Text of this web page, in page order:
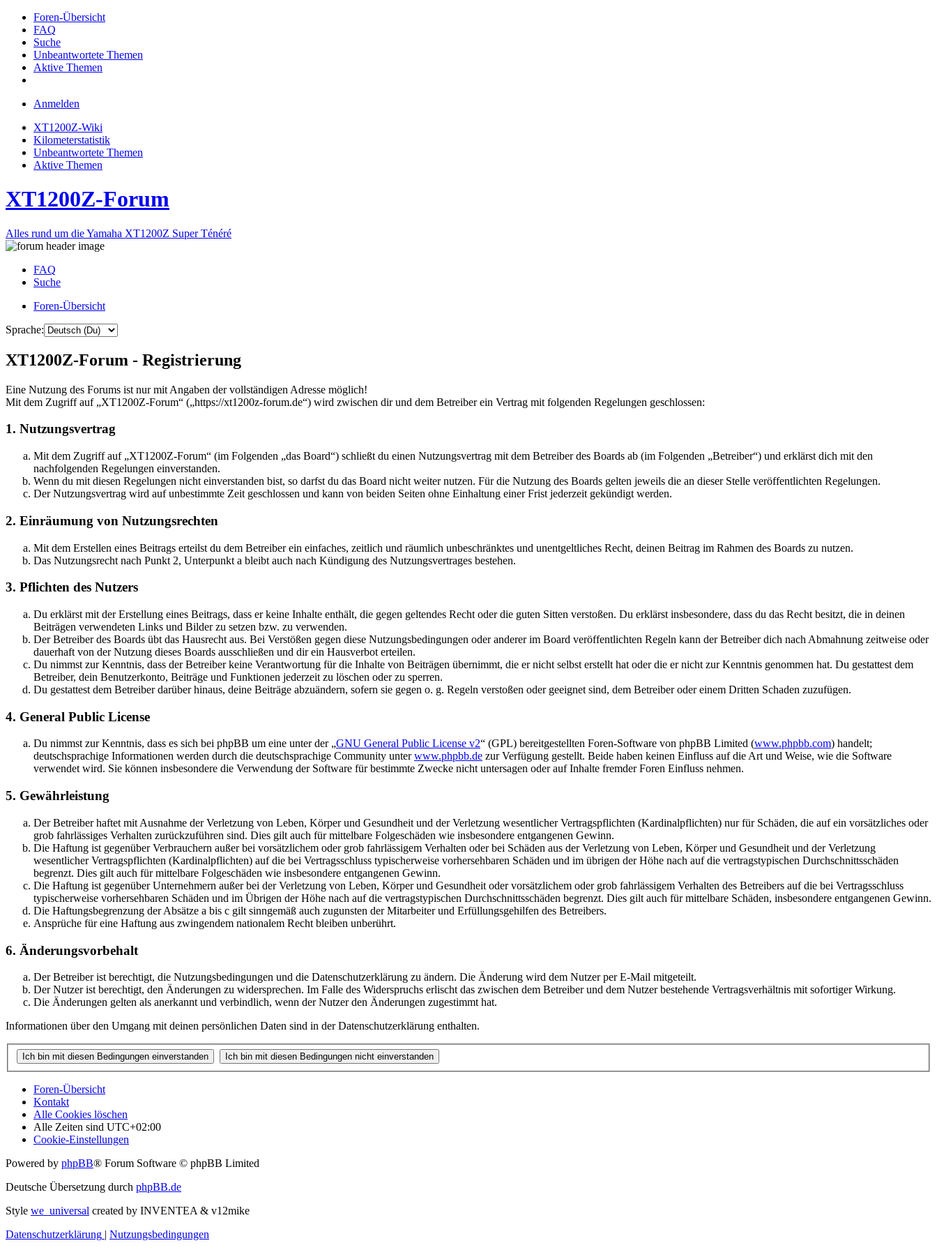
Foren-Übersicht
FAQ
Suche
Unbeantwortete Themen
Aktive Themen
Anmelden
XT1200Z-Wiki
Kilometerstatistik
Unbeantwortete Themen
Aktive Themen
XT1200Z-Forum
Alles rund um die Yamaha XT1200Z Super Ténéré
FAQ
Suche
Foren-Übersicht
Sprache:
XT1200Z-Forum - Registrierung
Eine Nutzung des Forums ist nur mit Angaben der vollständigen Adresse möglich!
Mit dem Zugriff auf „XT1200Z-Forum“ („https://xt1200z-forum.de“) wird zwischen dir und dem Betreiber ein Vertrag mit folgenden Regelungen geschlossen:
1. Nutzungsvertrag
Mit dem Zugriff auf „XT1200Z-Forum“ (im Folgenden „das Board“) schließt du einen Nutzungsvertrag mit dem Betreiber des Boards ab (im Folgenden „Betreiber“) und erklärst dich mit den
nachfolgenden Regelungen einverstanden.
Wenn du mit diesen Regelungen nicht einverstanden bist, so darfst du das Board nicht weiter nutzen. Für die Nutzung des Boards gelten jeweils die an dieser Stelle veröffentlichten Regelungen.
Der Nutzungsvertrag wird auf unbestimmte Zeit geschlossen und kann von beiden Seiten ohne Einhaltung einer Frist jederzeit gekündigt werden.
2. Einräumung von Nutzungsrechten
Mit dem Erstellen eines Beitrags erteilst du dem Betreiber ein einfaches, zeitlich und räumlich unbeschränktes und unentgeltliches Recht, deinen Beitrag im Rahmen des Boards zu nutzen.
Das Nutzungsrecht nach Punkt 2, Unterpunkt a bleibt auch nach Kündigung des Nutzungsvertrages bestehen.
3. Pflichten des Nutzers
Du erklärst mit der Erstellung eines Beitrags, dass er keine Inhalte enthält, die gegen geltendes Recht oder die guten Sitten verstoßen. Du erklärst insbesondere, dass du das Recht besitzt, die in deinen
Beiträgen verwendeten Links und Bilder zu setzen bzw. zu verwenden.
Der Betreiber des Boards übt das Hausrecht aus. Bei Verstößen gegen diese Nutzungsbedingungen oder anderer im Board veröffentlichten Regeln kann der Betreiber dich nach Abmahnung zeitweise oder
dauerhaft von der Nutzung dieses Boards ausschließen und dir ein Hausverbot erteilen.
Du nimmst zur Kenntnis, dass der Betreiber keine Verantwortung für die Inhalte von Beiträgen übernimmt, die er nicht selbst erstellt hat oder die er nicht zur Kenntnis genommen hat. Du gestattest dem
Betreiber, dein Benutzerkonto, Beiträge und Funktionen jederzeit zu löschen oder zu sperren.
Du gestattest dem Betreiber darüber hinaus, deine Beiträge abzuändern, sofern sie gegen o. g. Regeln verstoßen oder geeignet sind, dem Betreiber oder einem Dritten Schaden zuzufügen.
4. General Public License
Du nimmst zur Kenntnis, dass es sich bei phpBB um eine unter der „GNU General Public License v2“ (GPL) bereitgestellten Foren-Software von phpBB Limited (www.phpbb.com) handelt;
deutschsprachige Informationen werden durch die deutschsprachige Community unterwww.phpbb.de zur Verfügung gestellt. Beide haben keinen Einfluss auf die Art und Weise, wie die Software
verwendet wird. Sie können insbesondere die Verwendung der Software für bestimmte Zwecke nicht untersagen oder auf Inhalte fremder Foren Einfluss nehmen.
5. Gewährleistung
Der Betreiber haftet mit Ausnahme der Verletzung von Leben, Körper und Gesundheit und der Verletzung wesentlicher Vertragspflichten (Kardinalpflichten) nur für Schäden, die auf ein vorsätzliches oder
grob fahrlässiges Verhalten zurückzuführen sind. Dies gilt auch für mittelbare Folgeschäden wie insbesondere entgangenen Gewinn.
Die Haftung ist gegenüber Verbrauchern außer bei vorsätzlichem oder grob fahrlässigem Verhalten oder bei Schäden aus der Verletzung von Leben, Körper und Gesundheit und der Verletzung
wesentlicher Vertragspflichten (Kardinalpflichten) auf die bei Vertragsschluss typischerweise vorhersehbaren Schäden und im übrigen der Höhe nach auf die vertragstypischen Durchschnittsschäden
begrenzt. Dies gilt auch für mittelbare Folgeschäden wie insbesondere entgangenen Gewinn.
Die Haftung ist gegenüber Unternehmern außer bei der Verletzung von Leben, Körper und Gesundheit oder vorsätzlichem oder grob fahrlässigem Verhalten des Betreibers auf die bei Vertragsschluss
typischerweise vorhersehbaren Schäden und im Übrigen der Höhe nach auf die vertragstypischen Durchschnittsschäden begrenzt. Dies gilt auch für mittelbare Schäden, insbesondere entgangenen Gewinn.
Die Haftungsbegrenzung der Absätze a bis c gilt sinngemäß auch zugunsten der Mitarbeiter und Erfüllungsgehilfen des Betreibers.
Ansprüche für eine Haftung aus zwingendem nationalem Recht bleiben unberührt.
6. Änderungsvorbehalt
Der Betreiber ist berechtigt, die Nutzungsbedingungen und die Datenschutzerklärung zu ändern. Die Änderung wird dem Nutzer per E-Mail mitgeteilt.
Der Nutzer ist berechtigt, den Änderungen zu widersprechen. Im Falle des Widerspruchs erlischt das zwischen dem Betreiber und dem Nutzer bestehende Vertragsverhältnis mit sofortiger Wirkung.
Die Änderungen gelten als anerkannt und verbindlich, wenn der Nutzer den Änderungen zugestimmt hat.
Informationen über den Umgang mit deinen persönlichen Daten sind in der Datenschutzerklärung enthalten.
Foren-Übersicht
Kontakt
Alle Cookies löschen
Alle Zeiten sind UTC+02:00
Cookie-Einstellungen
Powered by phpBB® Forum Software © phpBB Limited
Deutsche Übersetzung durch phpBB.de
Style we_universal created by INVENTEA & v12mike
Datenschutzerklärung | Nutzungsbedingungen